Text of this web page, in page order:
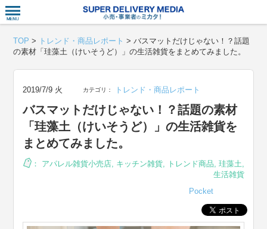
TOP > トレンド・商品レポート >バスマットだけじゃない！？話題
の素材「珪藻土（けいそうど）」の生活雑貨をまとめてみました。
2019/7/9 火 カテゴリ： トレンド・商品レポート
バスマットだけじゃない！？話題の素材
「珪藻土（けいそうど）」の生活雑貨を
まとめてみました。
： アパレル雑貨小売店, キッチン雑貨, トレンド商品, 珪藻土,
生活雑貨
Pocket